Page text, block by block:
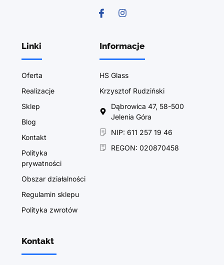
Linki
Oferta
Realizacje
Sklep
Blog
Kontakt
Polityka
prywatności
Obszar działalności
Regulamin sklepu
Polityka zwrotów
Informacje
HS Glass
Krzysztof Rudziński
Dąbrowica 47, 58-500
Jelenia Góra
NIP: 611 257 19 46
REGON: 020870458
Kontakt